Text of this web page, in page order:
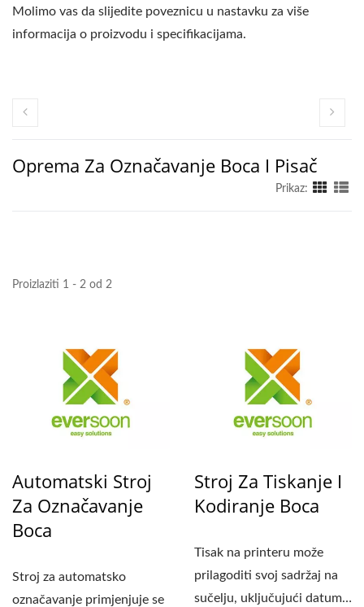
Molimo vas da slijedite poveznicu u nastavku za više
informacija o proizvodu i specifikacijama.
Oprema Za Označavanje Boca I Pisač
Prikaz:
Proizlaziti 1 - 2 od 2
Automatski Stroj
Za Označavanje
Boca
Stroj za automatsko
označavanje primjenjuje se
Stroj Za Tiskanje I
Kodiranje Boca
Tisak na printeru može
prilagoditi svoj sadržaj na
sučelju, uključujući datum